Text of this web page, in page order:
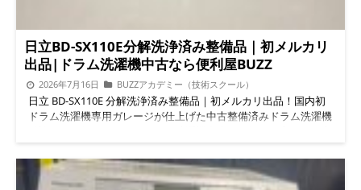
日立BD-SX110E分解洗浄済み整備品｜初メルカリ
出品|ドラム洗濯機中古なら便利屋BUZZ
2026年7月16日 BUZZアカデミー（技術スクール）
日立 BD-SX110E 分解洗浄済み整備品｜初メルカリ出品！国内初
ドラム洗濯機専用ガレージが仕上げた中古整備済みドラム洗濯機
ドラム洗濯機専用ガレージ「BUZZ PRO LAB」が初めてメルカリ
に出品しました。壊れる前に内部の埃・カビ・汚れを徹底除去済